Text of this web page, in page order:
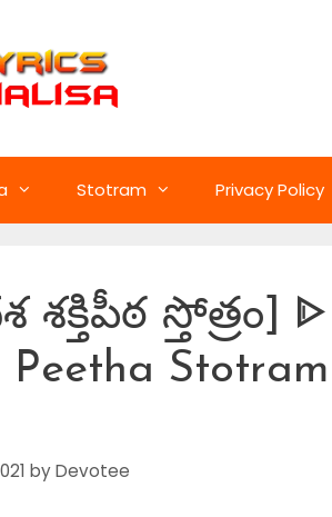
Stotram Privacy Policy
శక్తిపీఠ స్తోత్రం]
Peetha
byDevotee